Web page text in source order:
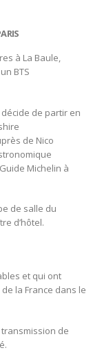
à La Baule,
BTS
de partir en
de Nico
Michelin à
de salle du
d’hôtel.
et qui ont
la France dans le
transmission de